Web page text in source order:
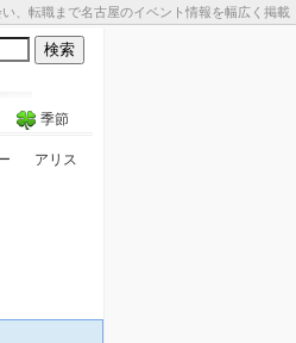
、転職まで名古屋のイベント情報を幅広く掲載
季節
アリス